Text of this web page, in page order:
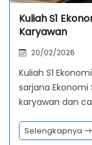
Kuliah S1
Karyawan
20/02/2026
Kuliah S1
sarjana Ekonomi
karyawan dan
Selengkapnya